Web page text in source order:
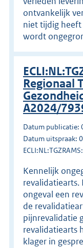
ontvankelijk
niet tijdig heeft
wordt
Regionaal
A2024/
Datum publicatie:
Datum uitspraak:
Kennelijk
revalidatiearts.
ongeval een
de
pijnrevalidatie
revalidatiearts
klager in